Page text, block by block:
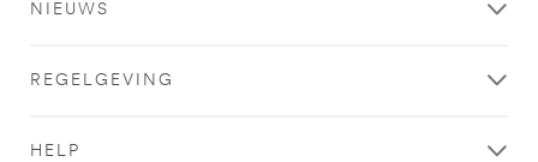
NIEUWS
REGELGEVING
HELP